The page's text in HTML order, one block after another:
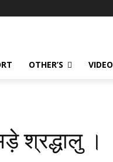
OTHER’S VIDEO
श्रद्धालु ।